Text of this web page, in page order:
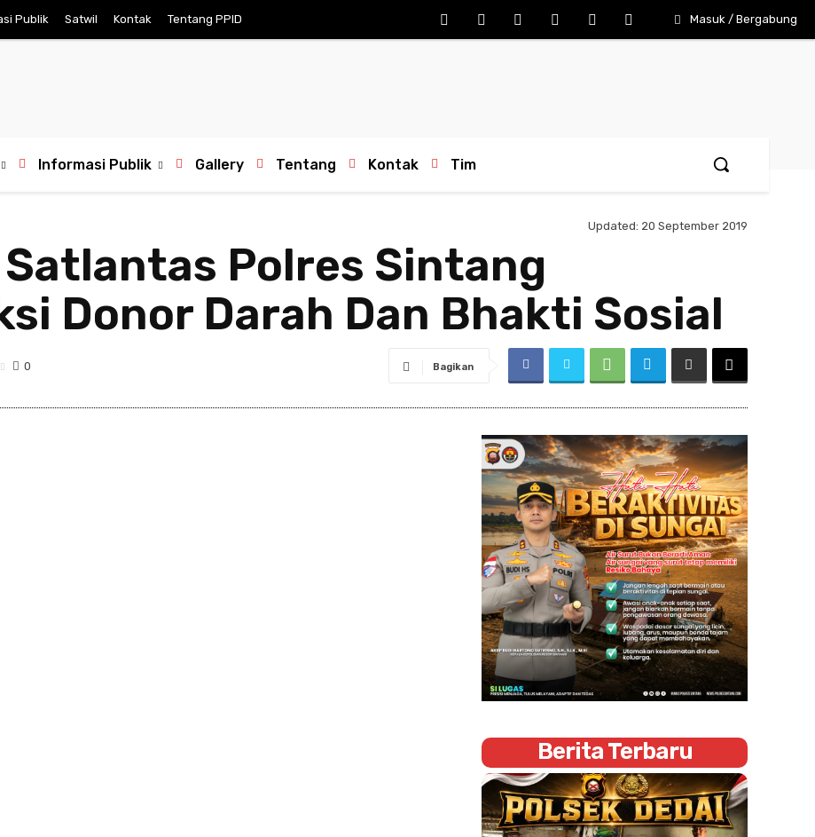
Publik Satwil Kontak Tentang PPID Masuk / Bergabung
Informasi Publik Gallery Tentang Kontak Tim
Updated: 20 September 2019
Satlantas Polres Sintang
Donor Darah Dan Bhakti Sosial
0 Bagikan
Berita Terbaru